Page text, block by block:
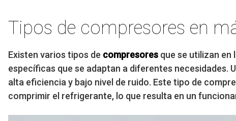
Tipos de compresores en
Existen varios tipos de compresores que se utilizan
específicas que se adaptan a diferentes necesidades.
alta eficiencia y bajo nivel de ruido. Este tipo de
comprimir el refrigerante, lo que resulta en un